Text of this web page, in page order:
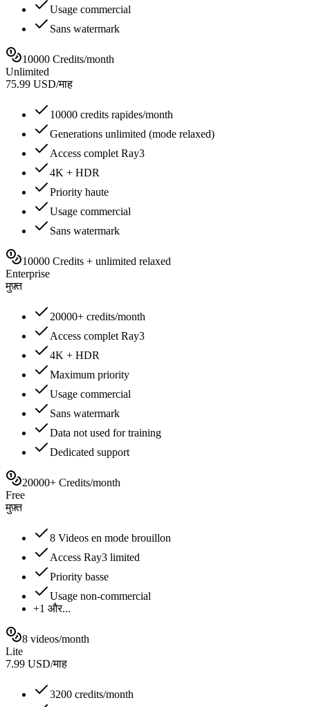
Usage commercial
Sans watermark
10000 Credits/month
Unlimited
75.99 USD/माह
10000 credits rapides/month
Generations unlimited (mode relaxed)
Access complet Ray3
4K + HDR
Priority haute
Usage commercial
Sans watermark
10000 Credits + unlimited relaxed
Enterprise
मुफ़्त
20000+ credits/month
Access complet Ray3
4K + HDR
Maximum priority
Usage commercial
Sans watermark
Data not used for training
Dedicated support
20000+ Credits/month
Free
मुफ़्त
8 Videos en mode brouillon
Access Ray3 limited
Priority basse
Usage non-commercial
+1 और...
8 videos/month
Lite
7.99 USD/माह
3200 credits/month